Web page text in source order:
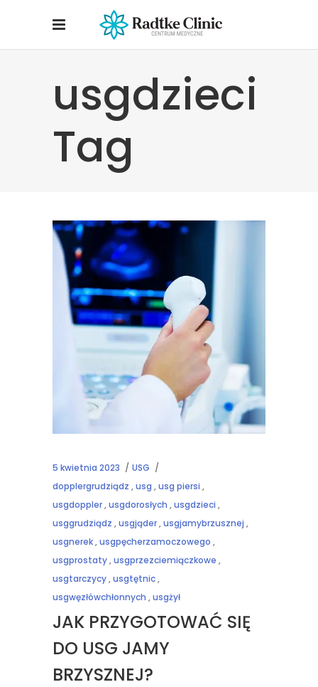
usgdzieci
Tag
5 kwietnia 2023
USG
dopplergrudziądz ,usg ,usg piersi ,
usgdoppler,usgdorosłych ,usgdzieci ,
usggrudziądz ,usgjąder,usgjamybrzusznej ,
usgnerek,usgpęcherzamoczowego ,
usgprostaty,usgprzezciemiączkowe ,
usgtarczycy,usgtętnic,
usgwęzłówchłonnych ,usgżył
JAK PRZYGOTOWAĆ SIĘ
DO USG JAMY
BRZYSZNEJ?